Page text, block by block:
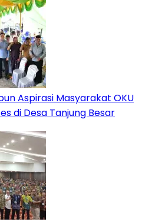
Aspirasi Masyarakat OKU
di Desa Tanjung Besar